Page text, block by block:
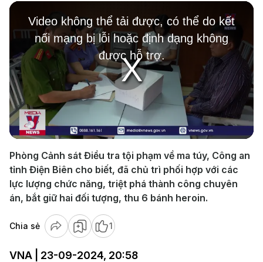
Play
Video
This
modal
window.
Video không thể tải được, có thể do kết
nối mạng bị lỗi hoặc định dạng không
được hỗ trợ.
Phòng Cảnh sát Điều tra tội phạm về ma túy, Công an
tỉnh Điện Biên cho biết, đã chủ trì phối hợp với các
lực lượng chức năng, triệt phá thành công chuyên
án, bắt giữ hai đối tượng, thu 6 bánh heroin.
Chia sẻ 1
VNA | 23-09-2024, 20:58